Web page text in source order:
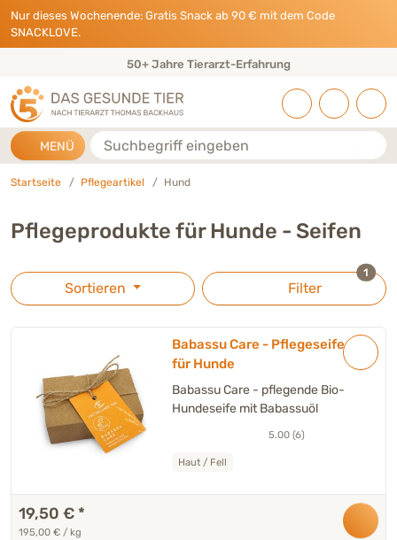
Direkt zu:
INHALT
HAUPTMENÜ
FOOTER
Nur dieses Wochenende: Gratis Snack ab 90 € mit dem Code
SNACKLOVE.
50+ Jahre Tierarzt-Erfahrung
MENÜ Suche
Startseite Pflegeartikel Hund
Pflegeprodukte für Hunde - Seifen
Sortieren Filter
1
Babassu Care - Pflegeseife
für Hunde
Babassu Care - pflegende Bio-
Hundeseife mit Babassuöl
5.00 (6)
Haut / Fell
19,50 € *
195,00 € / kg